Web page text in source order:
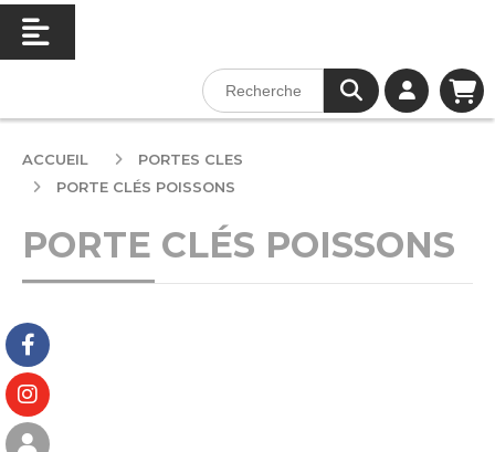
ACCUEIL
PORTES CLES
PORTE CLÉS POISSONS
PORTE CLÉS POISSONS